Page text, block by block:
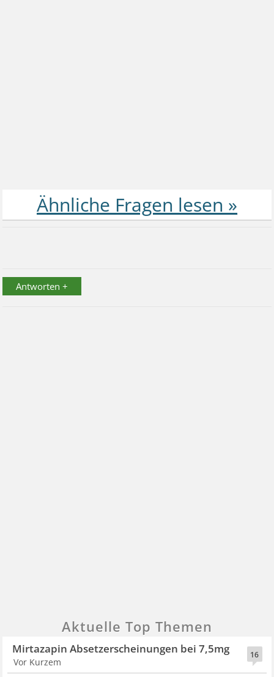
Antworten +
Aktuelle Top Themen
16
Mirtazapin Absetzerscheinungen bei 7,5mg
Vor Kurzem